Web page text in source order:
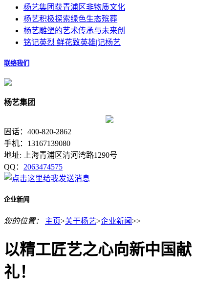
杨艺集团获青浦区非物质文化
杨艺积极探索绿色生态殡葬
杨艺雕塑的艺术传承与未来创
铭记英烈 鲜花致英雄|记杨艺
联络我们
杨艺集团
固话：400-820-2862
手机：13167139080
地址: 上海青浦区清河湾路1290号
QQ： 2063474575
企业新闻
您的位置： 主页>关于杨艺>企业新闻>>
以精工匠艺之心向新中国献
礼！